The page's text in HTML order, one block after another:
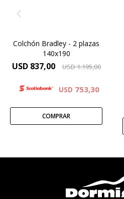
Colchón Bradley - 2 plazas
140x190
USD 837,00 USD1.195,00
USD 753,30